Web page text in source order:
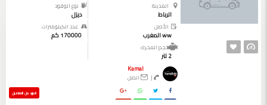
المدينة
الرباط
نوع الوقود
ديزل
الأصل
ww المغرب
عدد الكيلومترات
170000 كم
حجم المحرك
2 لتر
Kamal
|
اتصل
المزيد من التفاصيل